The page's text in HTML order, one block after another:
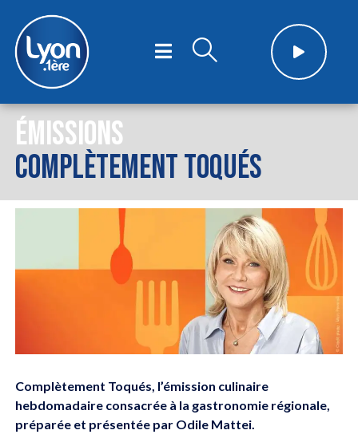
ÉMISSIONS
COMPLÈTEMENT TOQUÉS
Complètement Toqués, l’émission culinaire
hebdomadaire consacrée à la gastronomie régionale,
préparée et présentée par Odile Mattei.